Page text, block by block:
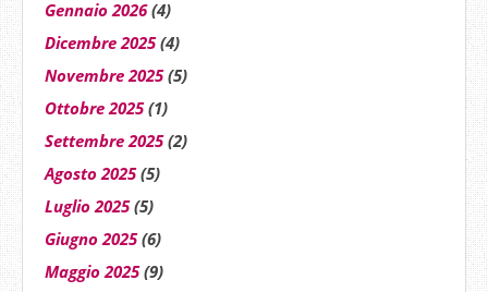
Gennaio 2026(4)
Dicembre 2025(4)
Novembre 2025(5)
Ottobre 2025(1)
Settembre 2025(2)
Agosto 2025(5)
Luglio 2025(5)
Giugno 2025(6)
Maggio 2025(9)